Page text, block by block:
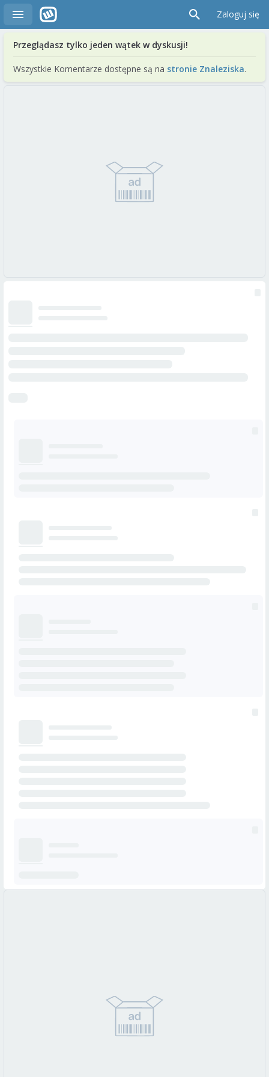
Zaloguj się
Przeglądasz tylko jeden wątek w dyskusji!
Wszystkie Komentarze dostępne są na stronie Znaleziska.